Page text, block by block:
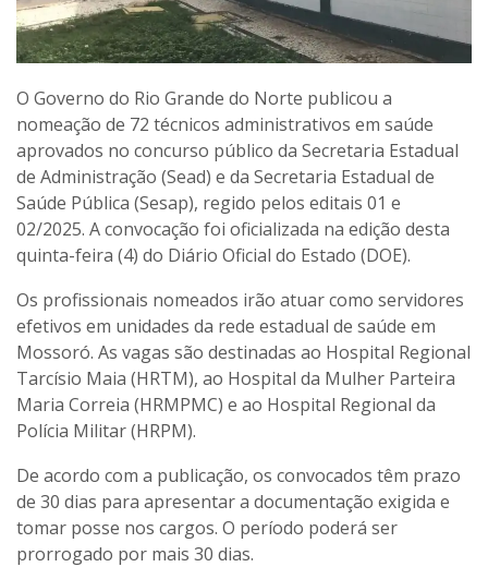
O Governo do Rio Grande do Norte publicou a
nomeação de 72 técnicos administrativos em saúde
aprovados no concurso público da Secretaria Estadual
de Administração (Sead) e da Secretaria Estadual de
Saúde Pública (Sesap), regido pelos editais 01 e
02/2025. A convocação foi oficializada na edição desta
quinta-feira (4) do Diário Oficial do Estado (DOE).
Os profissionais nomeados irão atuar como servidores
efetivos em unidades da rede estadual de saúde em
Mossoró. As vagas são destinadas ao Hospital Regional
Tarcísio Maia (HRTM), ao Hospital da Mulher Parteira
Maria Correia (HRMPMC) e ao Hospital Regional da
Polícia Militar (HRPM).
De acordo com a publicação, os convocados têm prazo
de 30 dias para apresentar a documentação exigida e
tomar posse nos cargos. O período poderá ser
prorrogado por mais 30 dias.